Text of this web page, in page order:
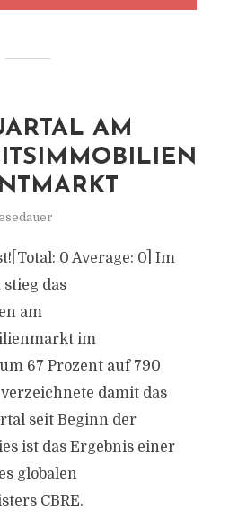
AM
0 Average: 0] Im
das
am
im
67 Prozent auf 790
damit das
seit Beginn der
ist das Ergebnis einer
globalen
CBRE.